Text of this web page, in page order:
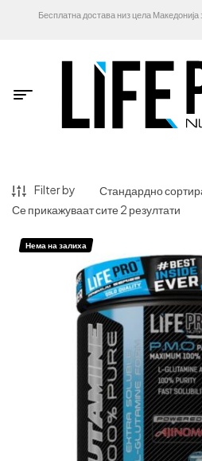
Бесплатна достава низ цела
Filter by
Се прикажуваат сите 2 резултати
Нема на залиха